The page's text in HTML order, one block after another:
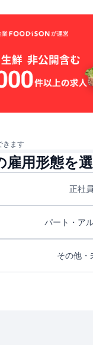
きます
雇用形態を
正社員
パート・ア
その他・